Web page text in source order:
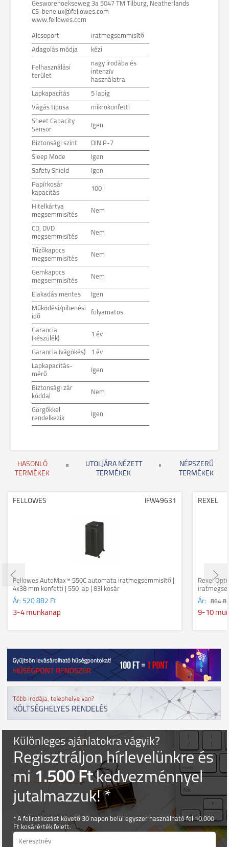
Gesworehoekseweg 3a 5047 TM Tilburg, Neatherlands
CS-benelux@fellowes.com
www.fellowes.com
Alcsoport iratmegsemmisítő
Adagolás módja kézi
Felhasználási
terület
nagy irodába és
intenzív
használatra
Lapkapacitás 5 lapig
Vágás típusa mikrokonfetti
Sheet Capacity
Sensor
Igen
Biztonsági szint DIN P-7
Sleep Mode Igen
Safety Shield Igen
Papírkosár
kapacitás
100 l
Hitelkártya
megsemmisítés
Nem
CD, DVD
megsemmisítés
Nem
Tűzőkapocs
megsemmisítés
Nem
Gemkapocs
megsemmisítés
Nem
Elakadás mentes Igen
Működési/pihenési
idő
folyamatos
Garancia
(készülék)
1 év
Garancia (vágókés) 1 év
Lapkapacitás-
mérő
Igen
Biztonsági zár
kóddal
Nem
Görgőkkel
rendelkezik
Igen
HASONLÓ
TERMÉKEK
UTOLJÁRA NÉZETT
TERMÉKEK
NÉPSZERŰ
TERMÉKEK
FELLOWES IFW49631
Fellowes AutoMax™ 550C automata iratmegsemmisítő |
4x38 mm konfetti | 550 lap | 83l kosár
Ár: 520 882 Ft
3-4 munkanap
REXEL
Rexel
kosár
Ár: 864
9-10
Különleges ajánlatokra vágyik?
Regisztráljon hírlevelünkre és
mi1.500 Ftkedvezménnyel
jutalmazzuk! *
* A feliratkozást követő 30 napon belül egyszer használható fel 10.000
Ft kosárérték felett.